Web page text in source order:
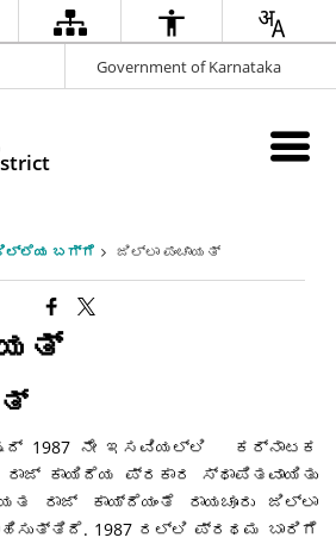
Government of Karnataka
ಬಗ್ಗೆ ಜಿಲ್ಲಾ ಪಂಚಾಯತ್
1987 ನೇ ಇಸವಿಯಲ್ಲಿ ಕರ್ನಾಟಕ
ಕಾಯಿದೆಯ ಪ್ರಕಾರ ಸ್ಥಾಪಿತವಾಯಿತು
ರಾಜ್ ಕಾಯ್ದೆಯಂತೆ ರಾಯಚೂರು ಜಿಲ್ಲಾ
1987 ರಲ್ಲಿ ಪ್ರಥಮ ಬಾರಿಗೆ